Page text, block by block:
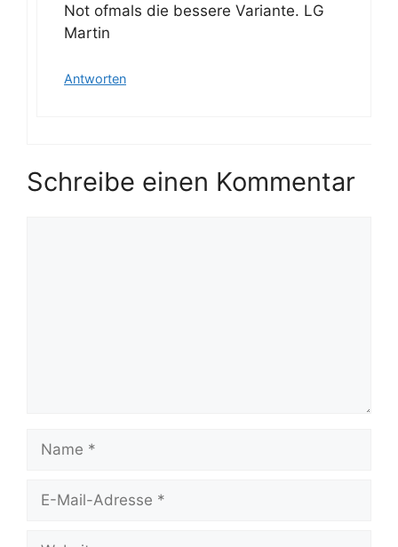
Not ofmals die bessere Variante. LG
Martin
Antworten
Schreibe einen Kommentar
Name
Website